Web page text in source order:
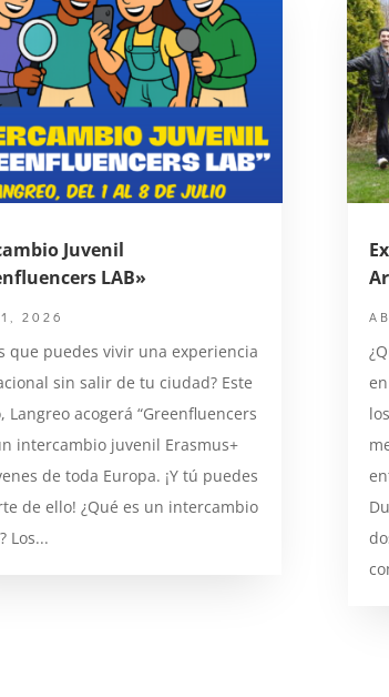
Juvenil
LAB»
2026
que puedes vivir una experiencia
sin salir de tu ciudad? Este
Langreo acogerá “Greenfluencers
intercambio juvenil Erasmus+
de toda Europa. ¡Y tú puedes
de ello! ¿Qué es un intercambio
Los...